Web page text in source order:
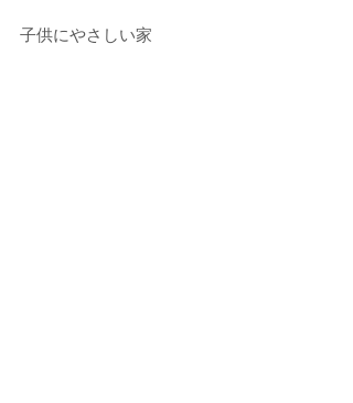
子供にやさしい家